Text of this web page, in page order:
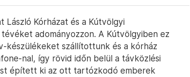
László Kórházat és a Kútvölgyi
adományozzon. A Kútvölgyiben ez
készülékeket szállítottunk és a kórház
nal, így rövid időn belül a távközlési
épített ki az ott tartózkodó emberek